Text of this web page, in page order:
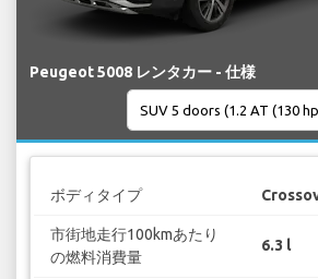
Peugeot 5008 レンタカー - 仕様
ボディタイプ
市街地走行100kmあたり
の燃料消費量
6.3 l